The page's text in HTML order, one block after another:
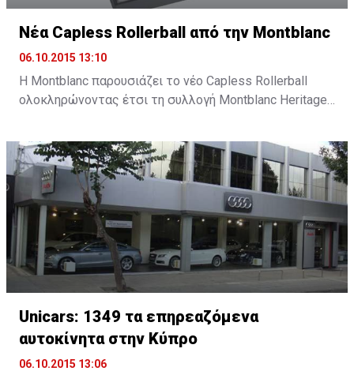
Νέα Capless Rollerball από την Montblanc
06.10.2015 13:10
Η Montblanc παρουσιάζει το νέο Capless Rollerball
ολοκληρώνοντας έτσι τη συλλογή Montblanc Heritage
καινοτομία και τη σχεδιαστική παράδοση της
Montblanc.
Unicars: 1349 τα επηρεαζόμενα
αυτοκίνητα στην Κύπρο
06.10.2015 13:06